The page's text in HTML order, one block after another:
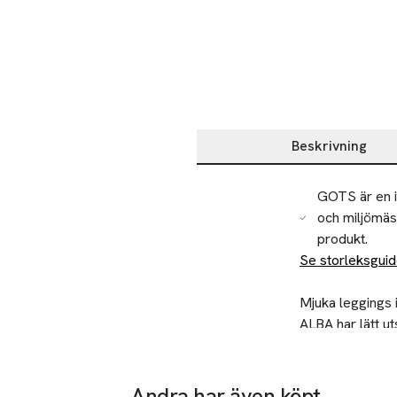
Beskrivning
Beskrivning
GOTS är
och
produkt.
Se
Mjuka
ALBA har lätt